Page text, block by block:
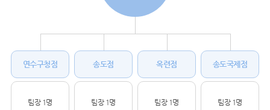
연수구청점
팀장 1명
송도점
팀장 1명
옥련점
팀장 1명
송도국제점
팀장 1명